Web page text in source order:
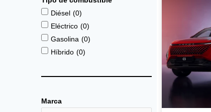
Diésel (0)
Eléctrico (0)
Gasolina (0)
Híbrido (0)
Marca